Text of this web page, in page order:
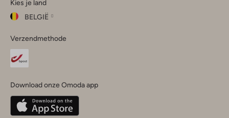
InstagramFacebook
Kies je land
BELGIË
je
land
Belgique(Français)
Deutschland
Verzendmethode
Download onze Omoda app